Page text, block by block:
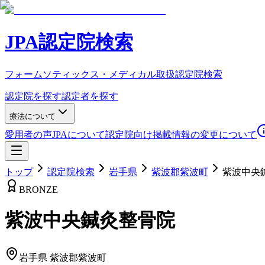
JPA認定院検索
フォームソティックス・メディカル取扱認定院検索
認定院を探す認定者を探す
療法について
愛用者の声JPAについて認定院向け掲載情報の変更について
トップ 認定院検索 岩手県 紫波郡紫波町
紫波中央
BRONZE
紫波中央鍼灸整骨院
岩手県 紫波郡紫波町